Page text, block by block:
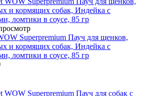
Superpremium Пауч для щенков,
и кормящих собак, Индейка с
ломтики в соусе, 85 гр